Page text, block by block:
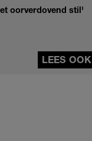
oorverdovend stil'
LEES OOK